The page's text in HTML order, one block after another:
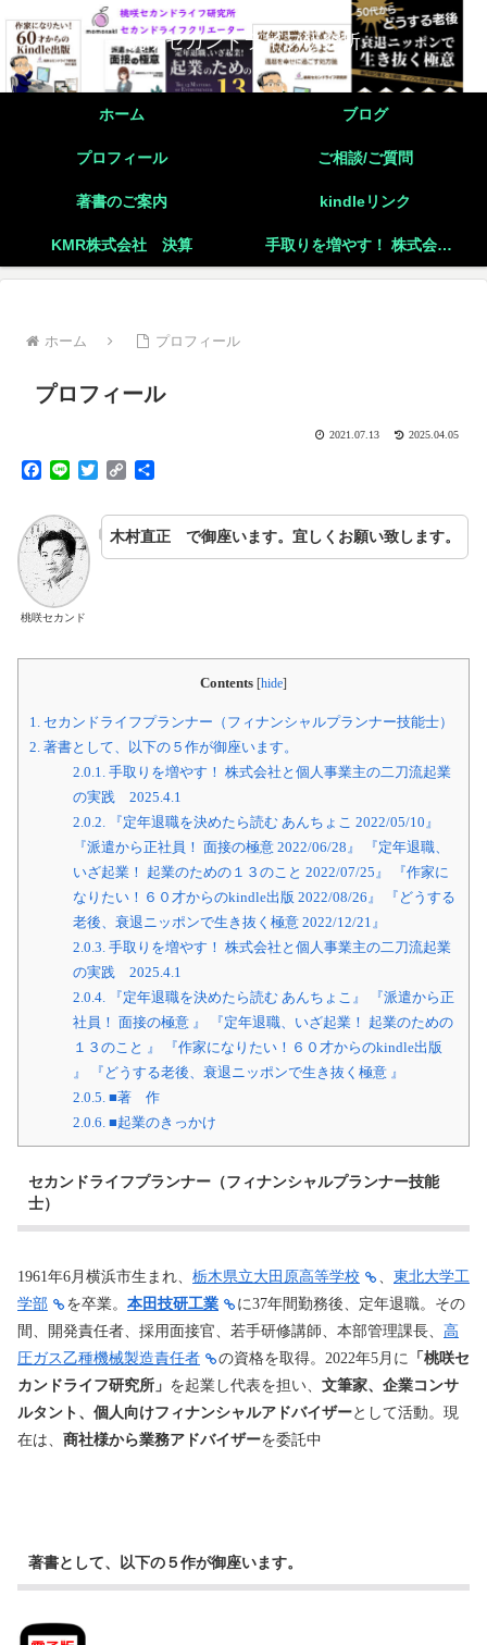
桃咲セカンドライフ研究所
ホーム ブログ
プロフィール ご相談/ご質問
著書のご案内 kindleリンク
KMR株式会社 決算 手取りを増やす！ 株式会社と個人事業主の二刀流起業の実践
ホーム プロフィール
プロフィール
2021.07.13 2025.04.05
e
b
o
o
k
e
t
y
L
桃咲セカンド
木村直正 で御座います。宜しくお願い致します。
Contents [hide]
1.
セカンドライフプランナー（フィナンシャルプランナー技能士）
2. 著書として、以下の５作が御座います。
2.0.1. 手取りを増やす！ 株式会社と個人事業主の二刀流起業
の実践 2025.4.1
2.0.2.
『定年退職を決めたら読む あんちょこ 2022/05/10』
『派遣から正社員！ 面接の極意 2022/06/28』 『定年退職、
いざ起業！ 起業のための１３のこと 2022/07/25』 『作家に
なりたい！６０才からのkindle出版 2022/08/26』 『どうする
老後、衰退ニッポンで生き抜く極意 2022/12/21』
2.0.3. 手取りを増やす！ 株式会社と個人事業主の二刀流起業
の実践 2025.4.1
2.0.4.
『定年退職を決めたら読む あんちょこ』 『派遣から正
社員！ 面接の極意 』 『定年退職、いざ起業！ 起業のための
１３のこと 』 『作家になりたい！６０才からのkindle出版
』 『どうする老後、衰退ニッポンで生き抜く極意 』
2.0.5. ■著 作
2.0.6. ■起業のきっかけ
セカンドライフプランナー（フィナンシャルプランナー技能
士）
1961年6月横浜市生まれ、 栃木県立大田原高等学校
東北大学工
学部
を卒業。 本田技研工業
に37年間勤務後、定年退職。その
間、開発責任者、採用面接官、若手研修講師、本部管理課長、 高
圧ガス乙種機械製造責任者
の資格を取得。 2022年5月に
「桃咲セ
カンドライフ研究所」 を起業し代表を担い、 文筆家、企業コンサ
ルタント、個人向けフィナンシャルアドバイザーとして活動。 現
在は、 商社様から業務アドバイザーを委託中
著書として、以下の５作が御座います。